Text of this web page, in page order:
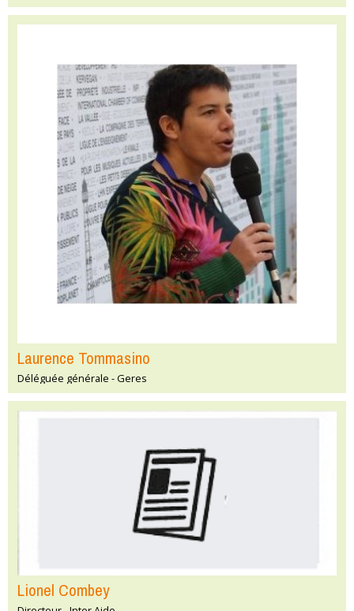
Laurence Tommasino
Déléguée générale - Geres
Lionel Combey